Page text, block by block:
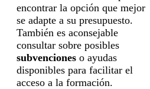
encontrar la opción que mejor
se adapte a su presupuesto.
También es aconsejable
consultar sobre posibles
subvenciones o ayudas
disponibles para facilitar el
acceso a la formación.